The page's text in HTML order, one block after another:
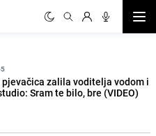
pjevačica zalila voditelja vodom i
Sram te bilo, bre (VIDEO)